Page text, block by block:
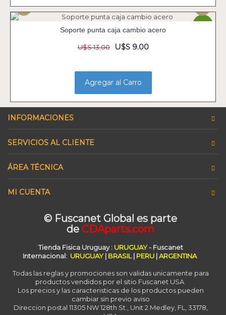
Soporte punta caja cambio acero
U$S 13.00 U$S 9.00
Agregar al Carro
INFORMACIONES
SERVICIOS AL CLIENTE
ÁREA TÉCNICA
MI CUENTA
© Fuscanet Global es parte
de CDAparts.com
Tienda Fisica Uruguay: URUGUAY- Fuscanet
Internacional: URUGUAY | BRASIL| PERU |ARGENTINA
Todas las reglas y promociones son validas unicamente para
productos vendidos por el sitio Fuscanet USA
Los precios y las caracteristicas de los productos pueden
cambiar sin previo aviso
Direccion postal 11305 NW 128th St., Unit 2 Medley, FL, 33178,